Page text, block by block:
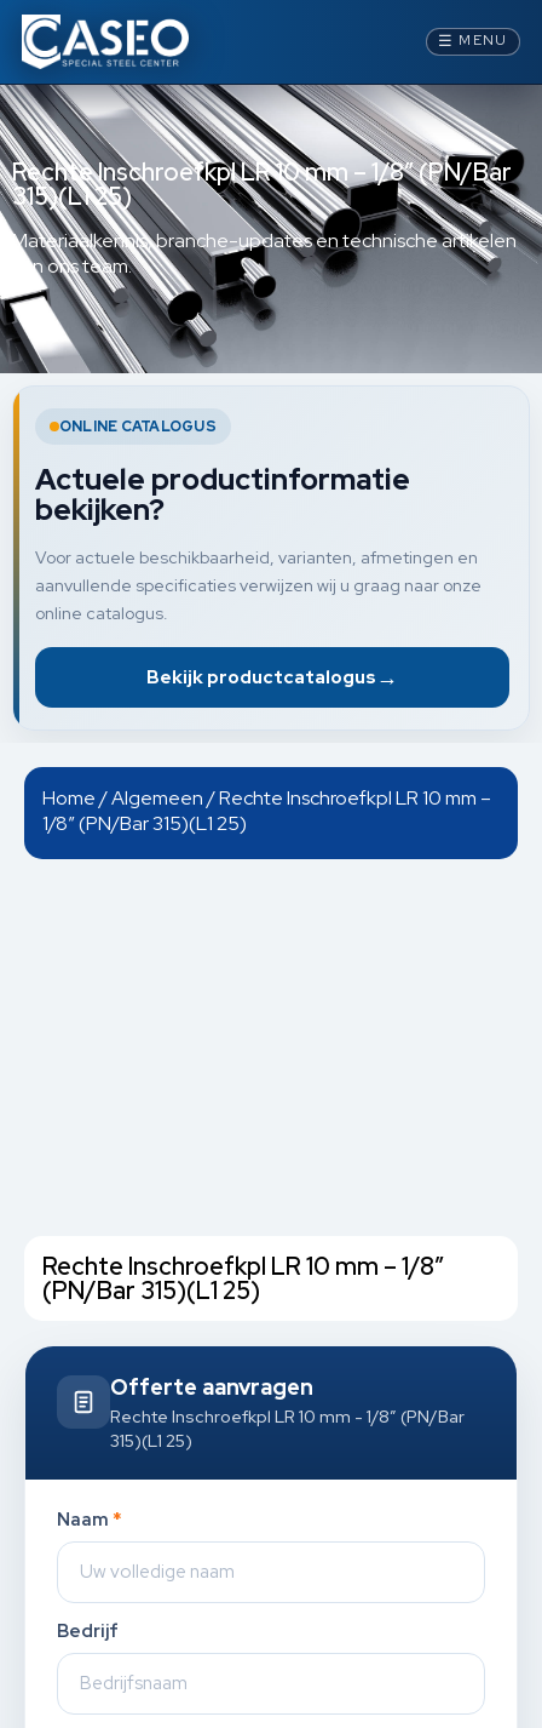
☰ MENU
Rechte Inschroefkpl LR 10 mm – 1/8” (PN/Bar
315)(L1 25)
Materiaalkennis, branche-updates en technische artikelen
van ons team.
ONLINE CATALOGUS
Actuele productinformatie
bekijken?
Voor actuele beschikbaarheid, varianten, afmetingen en
aanvullende specificaties verwijzen wij u graag naar onze
online catalogus.
Bekijk productcatalogus →
Home/Algemeen/ Rechte Inschroefkpl LR 10 mm –
1/8” (PN/Bar 315)(L1 25)
Rechte Inschroefkpl LR 10 mm – 1/8”
(PN/Bar 315)(L1 25)
Offerte aanvragen
Rechte Inschroefkpl LR 10 mm - 1/8” (PN/Bar
315)(L1 25)
Naam *
Bedrijf